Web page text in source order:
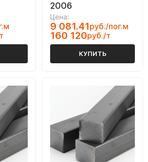
2006
Цена:
9 081.41руб./пог.м
160 120руб./т
КУПИТЬ